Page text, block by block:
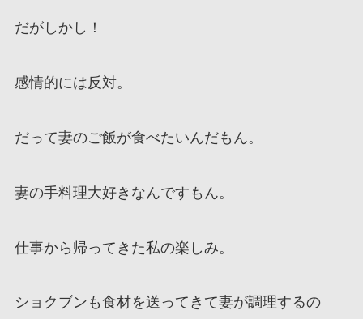
だがしかし！
感情的には反対。
だって妻のご飯が食べたいんだもん。
妻の手料理大好きなんですもん。
仕事から帰ってきた私の楽しみ。
ショクブンも食材を送ってきて妻が調理するの